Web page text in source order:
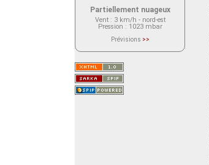
Partiellement nuageux
Vent: 3 km/h - nord-est
Pression : 1023 mbar
Prévisions >>
actuellement aucune prévision
Saint-Nom.
Veuillez consulter le message du
service ci-dessous.
(401 - Invalid API key. Please see
https://openweathermap.org/faq#error401